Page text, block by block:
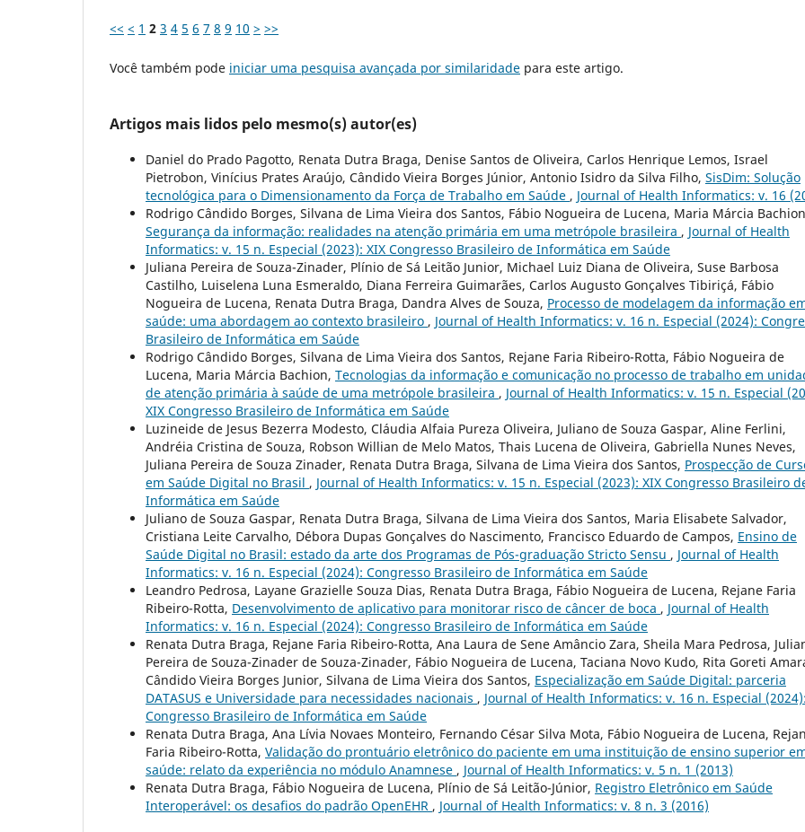
<< < 1 2 3 4 5 6 7 8 9 10 > >>
Você também pode iniciar uma pesquisa avançada por similaridade para este artigo.
Artigos mais lidos pelo mesmo(s) autor(es)
Daniel do Prado Pagotto, Renata Dutra Braga, Denise Santos de Oliveira, Carlos Henrique Lemos, Israel
Pietrobon, Vinícius Prates Araújo, Cândido Vieira Borges Júnior, Antonio Isidro da Silva Filho, SisDim: Solução
tecnológica para o Dimensionamento da Força de Trabalho em Saúde , Journal of Health Informatics: v. 16
Rodrigo Cândido Borges, Silvana de Lima Vieira dos Santos, Fábio Nogueira de Lucena, Maria Márcia
Segurança da informação: realidades na atenção primária em uma metrópole brasileira , Journal of Health
Informatics: v. 15 n. Especial (2023): XIX Congresso Brasileiro de Informática em Saúde
Juliana Pereira de Souza-Zinader, Plínio de Sá Leitão Junior, Michael Luiz Diana de Oliveira, Suse Barbosa
Castilho, Luiselena Luna Esmeraldo, Diana Ferreira Guimarães, Carlos Augusto Gonçalves Tibiriçá, Fábio
Nogueira de Lucena, Renata Dutra Braga, Dandra Alves de Souza, Processo de modelagem da informação
saúde: uma abordagem ao contexto brasileiro , Journal of Health Informatics: v. 16 n. Especial (2024):
Brasileiro de Informática em Saúde
Rodrigo Cândido Borges, Silvana de Lima Vieira dos Santos, Rejane Faria Ribeiro-Rotta, Fábio Nogueira de
Lucena, Maria Márcia Bachion, Tecnologias da informação e comunicação no processo de trabalho em
de atenção primária à saúde de uma metrópole brasileira , Journal of Health Informatics: v. 15 n. Especial
XIX Congresso Brasileiro de Informática em Saúde
Luzineide de Jesus Bezerra Modesto, Cláudia Alfaia Pureza Oliveira, Juliano de Souza Gaspar, Aline Ferlini,
Andréia Cristina de Souza, Robson Willian de Melo Matos, Thais Lucena de Oliveira, Gabriella Nunes Neves,
Juliana Pereira de Souza Zinader, Renata Dutra Braga, Silvana de Lima Vieira dos Santos, Prospecção de
em Saúde Digital no Brasil , Journal of Health Informatics: v. 15 n. Especial (2023): XIX Congresso Brasileiro
Informática em Saúde
Juliano de Souza Gaspar, Renata Dutra Braga, Silvana de Lima Vieira dos Santos, Maria Elisabete Salvador,
Cristiana Leite Carvalho, Débora Dupas Gonçalves do Nascimento, Francisco Eduardo de Campos, Ensino de
Saúde Digital no Brasil: estado da arte dos Programas de Pós-graduação Stricto Sensu , Journal of Health
Informatics: v. 16 n. Especial (2024): Congresso Brasileiro de Informática em Saúde
Leandro Pedrosa, Layane Grazielle Souza Dias, Renata Dutra Braga, Fábio Nogueira de Lucena, Rejane Faria
Ribeiro-Rotta, Desenvolvimento de aplicativo para monitorar risco de câncer de boca , Journal of Health
Informatics: v. 16 n. Especial (2024): Congresso Brasileiro de Informática em Saúde
Renata Dutra Braga, Rejane Faria Ribeiro-Rotta, Ana Laura de Sene Amâncio Zara, Sheila Mara Pedrosa,
Pereira de Souza-Zinader de Souza-Zinader, Fábio Nogueira de Lucena, Taciana Novo Kudo, Rita Goreti
Cândido Vieira Borges Junior, Silvana de Lima Vieira dos Santos, Especialização em Saúde Digital: parceria
DATASUS e Universidade para necessidades nacionais , Journal of Health Informatics: v. 16 n. Especial (2024):
Congresso Brasileiro de Informática em Saúde
Renata Dutra Braga, Ana Lívia Novaes Monteiro, Fernando César Silva Mota, Fábio Nogueira de Lucena,
Faria Ribeiro-Rotta, Validação do prontuário eletrônico do paciente em uma instituição de ensino superior
saúde: relato da experiência no módulo Anamnese , Journal of Health Informatics: v. 5 n. 1 (2013)
Renata Dutra Braga, Fábio Nogueira de Lucena, Plínio de Sá Leitão-Júnior, Registro Eletrônico em Saúde
Interoperável: os desafios do padrão OpenEHR , Journal of Health Informatics: v. 8 n. 3 (2016)